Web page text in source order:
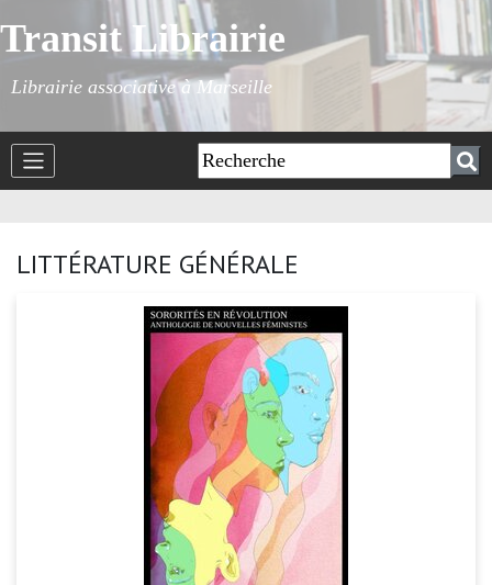
Transit Librairie
Librairie associative à Marseille
LITTÉRATURE GÉNÉRALE